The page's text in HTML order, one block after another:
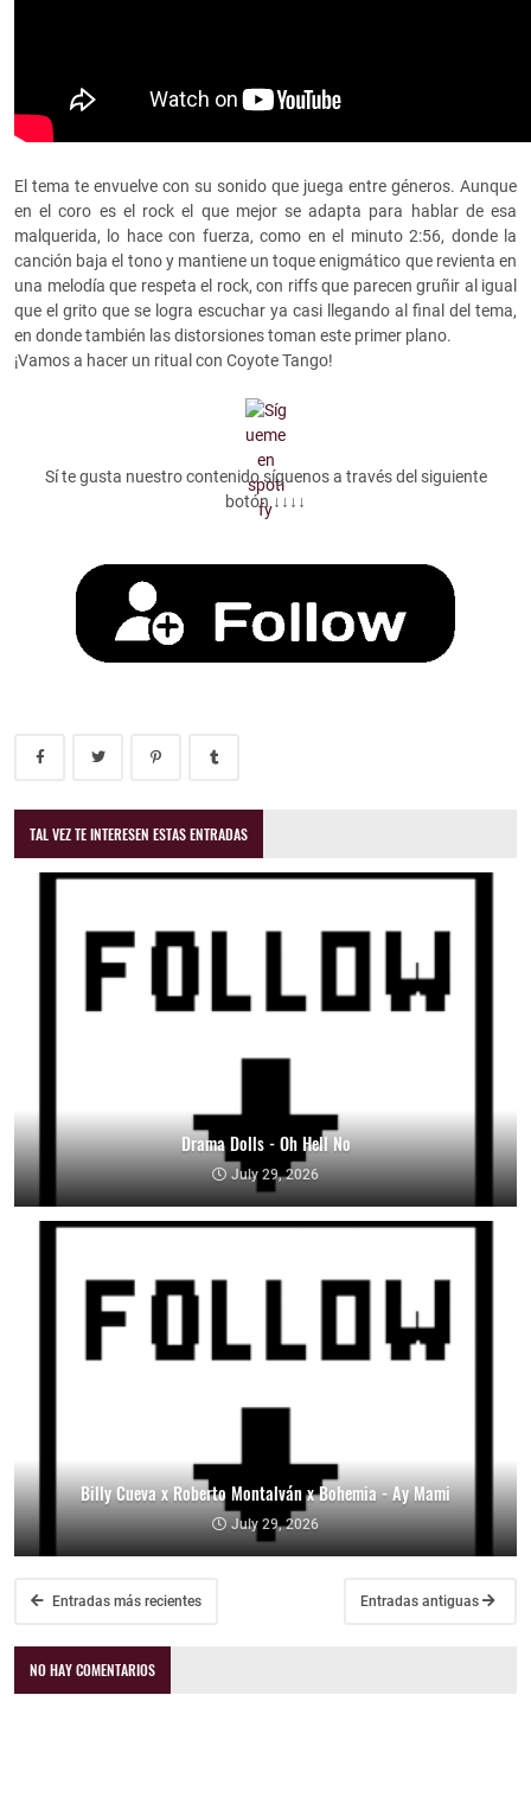
El tema te envuelve con su sonido que juega entre géneros. Aunque
en el coro es el rock el que mejor se adapta para hablar de esa
malquerida, lo hace con fuerza, como en el minuto 2:56, donde la
canción baja el tono y mantiene un toque enigmático que revienta en
una melodía que respeta el rock, con riffs que parecen gruñir al igual
que el grito que se logra escuchar ya casi llegando al final del tema,
en donde también las distorsiones toman este primer plano.
¡Vamos a hacer un ritual con Coyote Tango!
Sí te gusta nuestro contenido síguenos a través del siguiente
botón ↓↓↓↓
TAL VEZ TE INTERESEN ESTAS ENTRADAS
Drama Dolls - Oh Hell No
July 29, 2026
Billy Cueva x Roberto Montalván x Bohemia - Ay Mami
July 29, 2026
Entradas más recientes Entradas antiguas
NO HAY COMENTARIOS